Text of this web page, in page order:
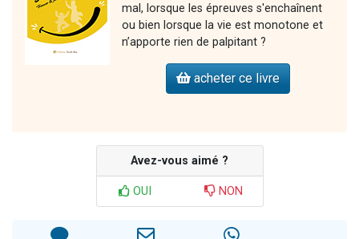
mal, lorsque les épreuves s'enchaînent
ou bien lorsque la vie est monotone et
n’apporte rien de palpitant ?
acheter ce livre
Avez-vous aimé ?
OUI NON